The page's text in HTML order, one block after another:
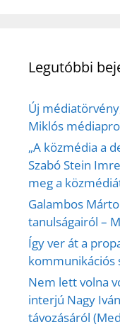
Legutóbbi
Új
Miklós
„A közmédia a
Szabó Stein
meg a
Galambos
tanulságairól –
Így ver át a
kommunikációs
Nem lett volna
interjú Nagy
távozásáról